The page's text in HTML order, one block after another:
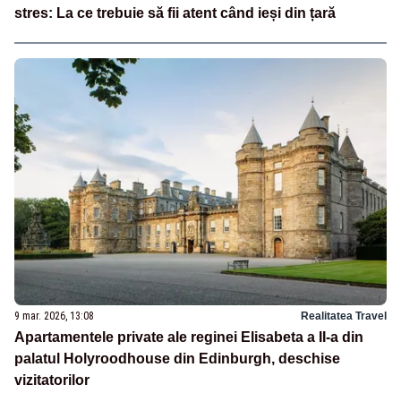
stres: La ce trebuie să fii atent când ieși din țară
9 mar. 2026, 13:08 Realitatea Travel
Apartamentele private ale reginei Elisabeta a II-a din
palatul Holyroodhouse din Edinburgh, deschise
vizitatorilor